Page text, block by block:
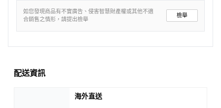
如您發現商品有不實廣告、侵害智慧財產權或其他不適
合銷售之情形，請提出檢舉
檢舉
配送資訊
海外直送